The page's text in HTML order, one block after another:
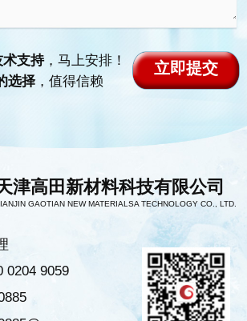
支持，马上安排！
选择，值得信赖
津高田新材料科技有限公司
GAOTIAN NEW MATERIALSA TECHNOLOGY CO., LTD.
0204 9059